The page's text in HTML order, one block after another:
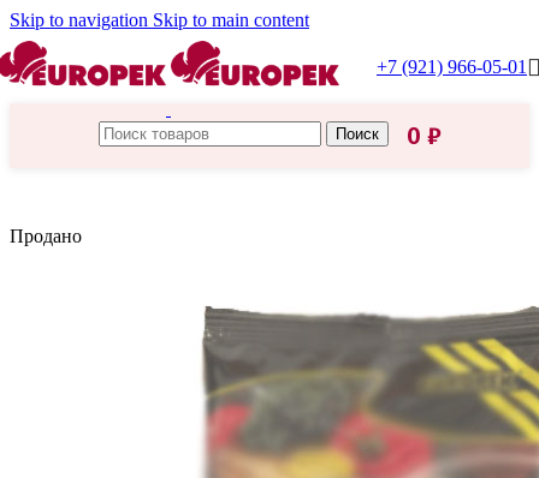
Skip to navigation Skip to main content
+7 (921) 966-05-01
Поиск 0 ₽
Продано